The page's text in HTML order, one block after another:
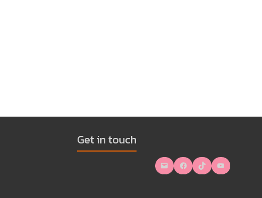
Get in touch
Mail Facebook TikTok YouTube